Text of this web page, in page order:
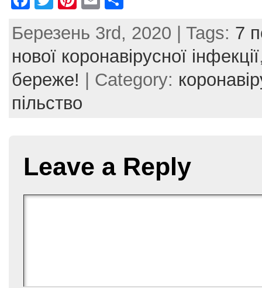
c
e
b
o
o
itt
er
er
e
st
ai
l
ar
e
Березень 3rd, 2020 | Tags: 7
нової коронавірусної інфекції
береже! | Category:
пільство
Leave a Reply